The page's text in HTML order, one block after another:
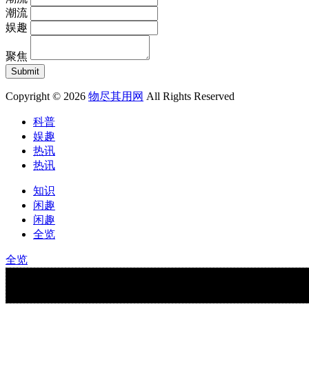
潮流
娱趣
聚焦
Copyright © 2026 物尽其用网 All Rights Reserved
科普
娱趣
热讯
热讯
知识
闲趣
闲趣
全览
全览